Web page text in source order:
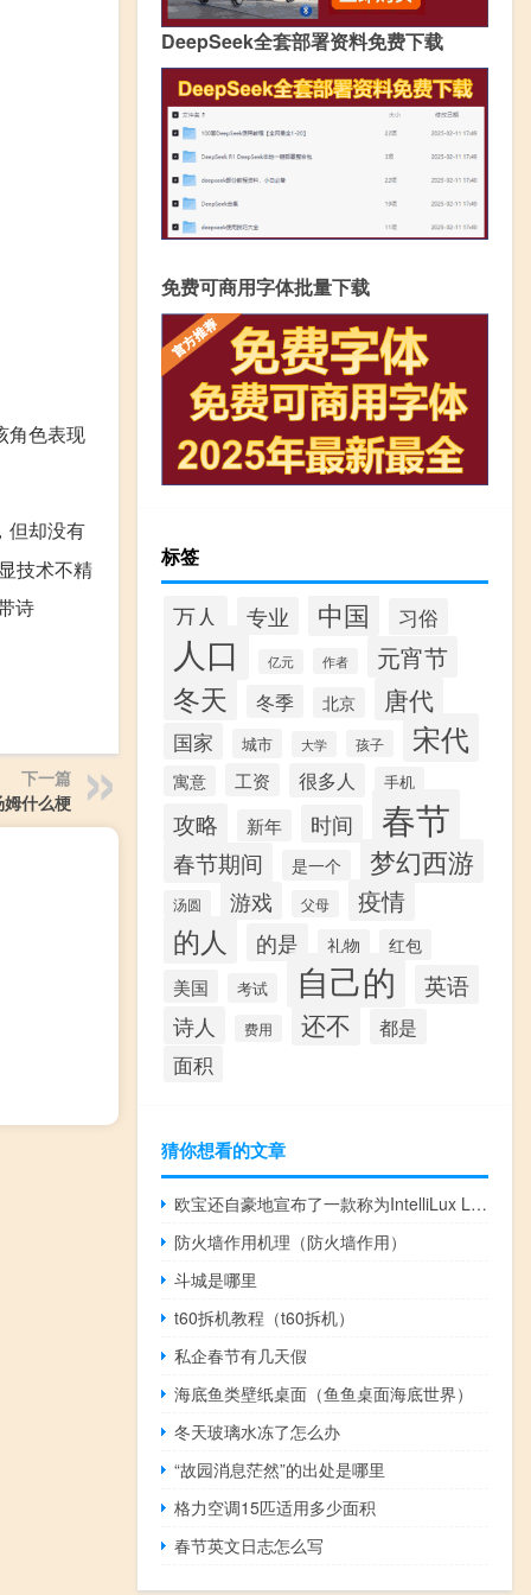
角色表现
但却没有
技术不精
诗
下一篇
姆什么梗
DeepSeek全套部署资料免费下载
免费可商用字体批量下载
标签
万人 专业 中国 习俗
人口 亿元 作者 元宵节
冬天 冬季 北京 唐代
国家 城市 大学 孩子 宋代
寓意 工资 很多人 手机
攻略 新年 时间 春节
春节期间 是一个 梦幻西游
汤圆 游戏 父母 疫情
的人 的是 礼物 红包
美国 考试 自己的 英语
诗人 费用 还不 都是
面积
猜你想看的文章
欧宝还自豪地宣布了一款称为IntelliLux LED的分段式LED矩阵大灯选项
防火墙作用机理（防火墙作用）
斗城是哪里
t60拆机教程（t60拆机）
私企春节有几天假
海底鱼类壁纸桌面（鱼鱼桌面海底世界）
冬天玻璃水冻了怎么办
“故园消息茫然”的出处是哪里
格力空调15匹适用多少面积
春节英文日志怎么写